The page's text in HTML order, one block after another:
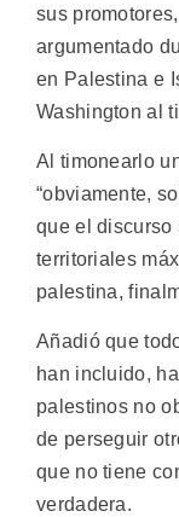
sus
argumentado
en Palestina e
Washington al
Al timonearlo
“obviamente,
que el discurso
territoriales
palestina,
Añadió que
han incluido,
palestinos no
de perseguir
que no tiene
verdadera.